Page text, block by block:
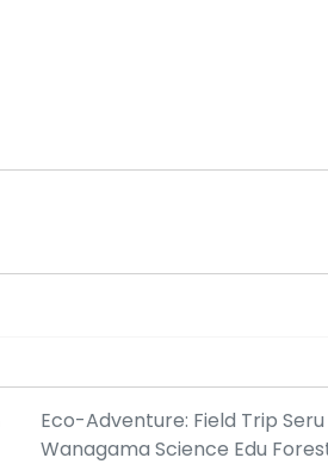
Eco-Adventure: Field Trip
Wanagama Science Edu